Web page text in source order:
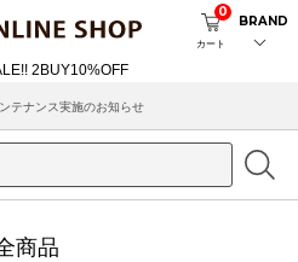
カート
0
BRAND
送遅延・停止について
商品